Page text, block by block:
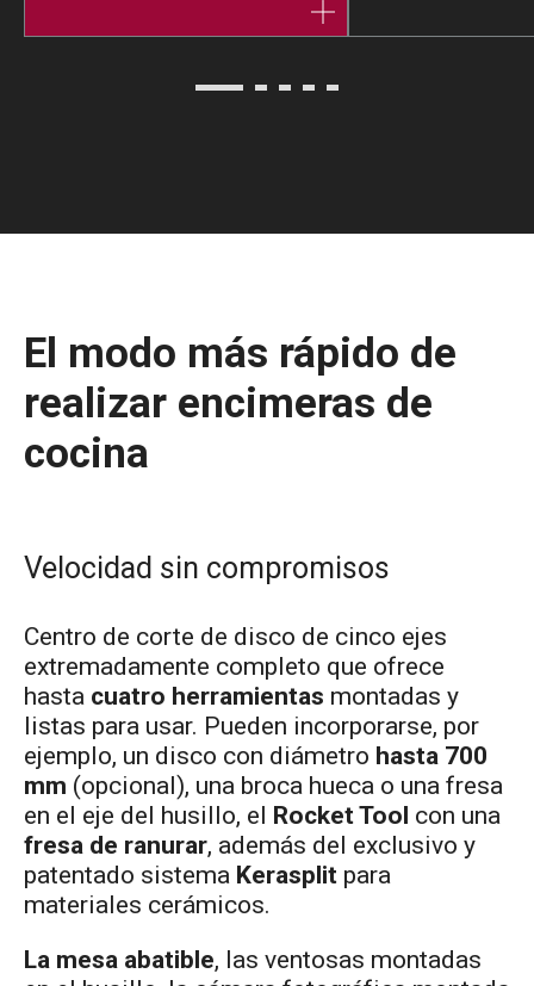
El modo más rápido de
realizar encimeras de
cocina
Velocidad sin compromisos
Centro de corte de disco de cinco ejes
extremadamente completo que ofrece
hasta cuatro herramientas montadas y
listas para usar. Pueden incorporarse, por
ejemplo, un disco con diámetro hasta 700
mm (opcional), una broca hueca o una fresa
en el eje del husillo, el Rocket Tool con una
fresa de ranurar, además del exclusivo y
patentado sistema Kerasplit para
materiales cerámicos.
La mesa abatible, las ventosas montadas